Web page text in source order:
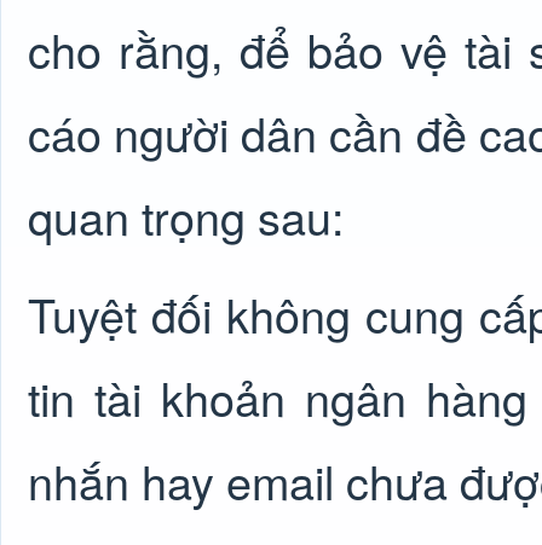
cho rằng, để bảo vệ tài
cáo người dân cần đề
quan trọng sau:
Tuyệt đối không cung
tin tài khoản ngân
nhắn hay email chưa